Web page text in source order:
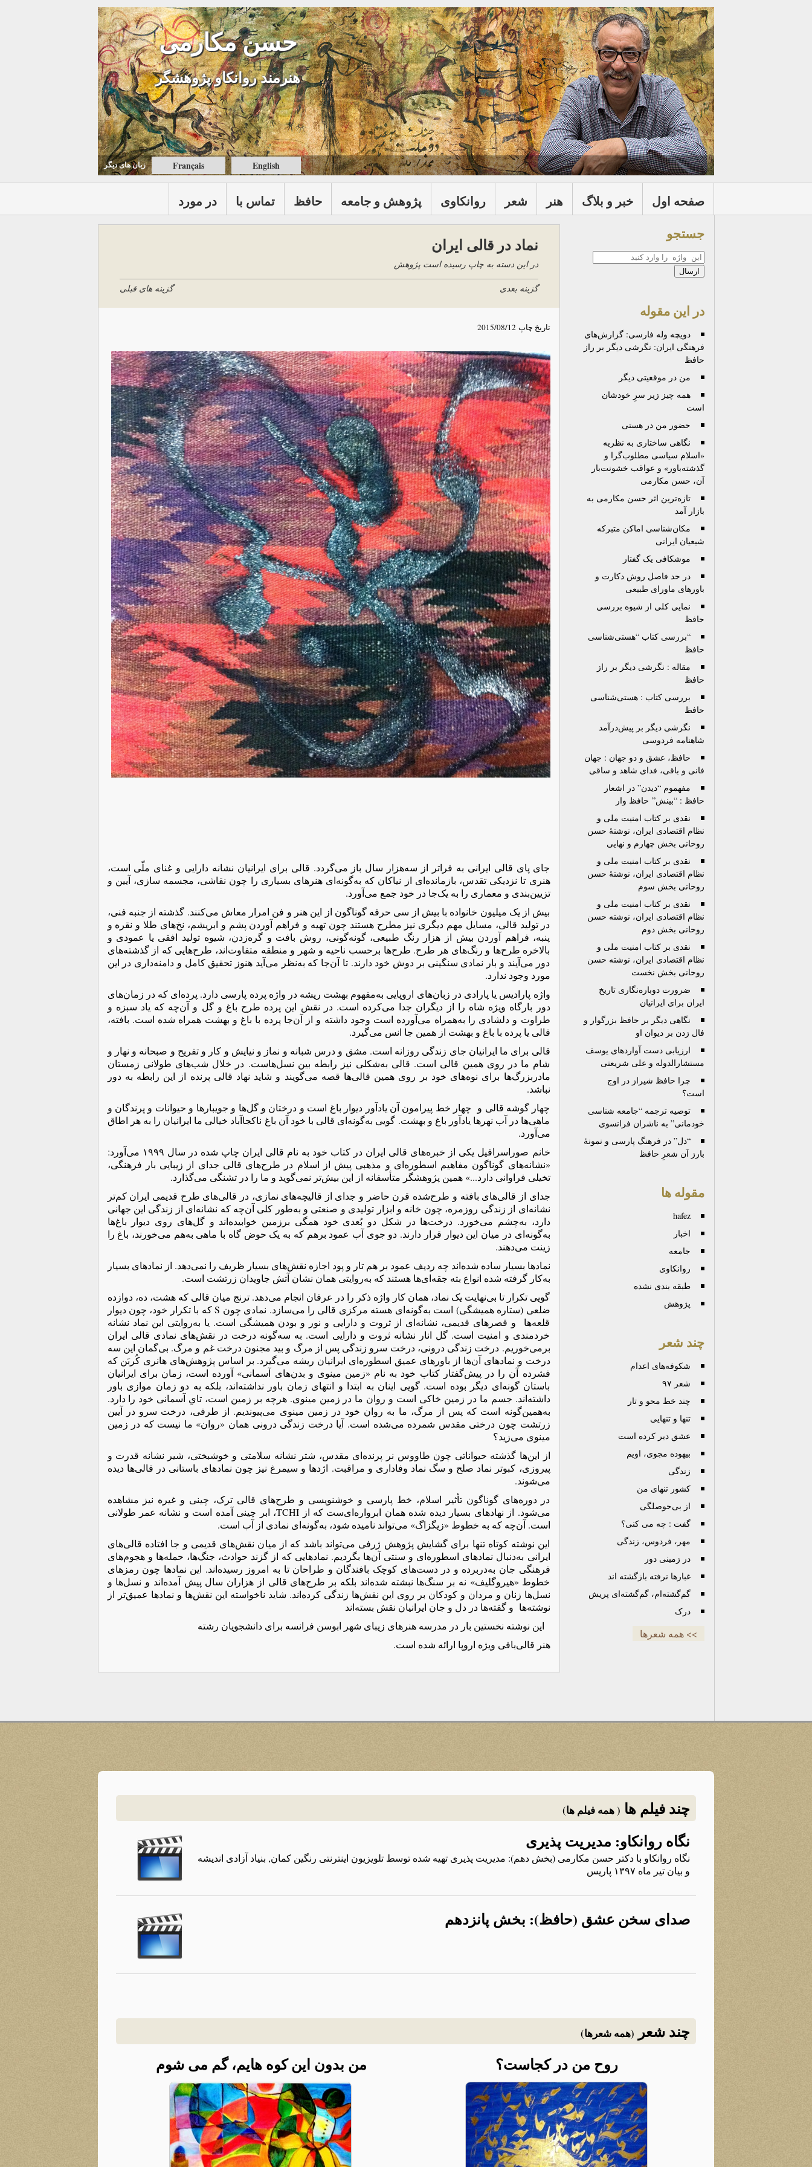
حسن مکارمی
هنرمند روانکاو پژوهشگر
زبان های ديگر Français English
در مورد تماس با حافظ پژوهش و جامعه روانكاوی شعر هنر خبر و بلاگ صفحه اول
نماد در قالی ایران
در این دسته به چاپ رسیده است پژوهش
گزینه های قبلی گزینه بعدی
تاریخ چاپ2015/08/12
جای پای قالی ایرانی به فراتر از سه‌هزار سال باز می‌گردد. قالی برای ایرانیان نشانه دارايی و غنای ملّی است،
هنری تا نزدیکی تقدس، بازمانده‌ای از نیاکان که به‌گونه‌ای هنرهای بسیاری را چون نقاشی، مجسمه سازی، آيین و
تزيین‌بندی و معماری را به یک‌جا در خود جمع می‌آورد.
بیش از یک میلیون خانواده با بیش از سی حرفه گوناگون از این هنر و فن امرار معاش می‌کنند. گذشته از جنبه فنی،
در تولید قالی، مسايل مهم دیگری نیز مطرح هستند چون تهیه و فراهم آوردن پشم و ابریشم، نخ‌های طلا و نقره و
پنبه، فراهم آوردن بیش از هزار رنگ طبیعی، گونه‌گونی، روش بافت و گره‌زدن، شیوه تولید افقی یا عمودی و
بالاخره طرح‌ها و رنگ‌های هر طرح. طرح‌ها برحسب ناحیه و شهر و منطقه متفاوت‌اند، طرح‌هایی که از گذشته‌های
دور می‌آیند و بار نمادی سنگینی بر دوش خود دارند. تا آن‌جا که به‌نظر می‌آید هنوز تحقیق کامل و دامنه‌داری در این
مورد وجود ندارد.
واژه پارادیس یا پارادی در زبان‌های اروپایی به‌مفهوم بهشت ریشه در واژه پرده پارسی دارد. پرده‌ای که در زمان‌های
دور بارگاه ویژه شاه را از دیگران جدا می‌کرده است. در نقش این پرده طرح باغ و گل و آن‌چه که یاد سبزه و
طراوت و دلشادی را به‌همراه می‌آورده است وجود داشته و از آن‌جا پرده با باغ و بهشت همراه شده است. بافته،
قالی یا پرده با باغ و بهشت از همین جا انس می‌گیرد.
قالی برای ما ایرانیان جای زندگی روزانه است. مشق و درس شبانه و نماز و نیایش و کار و تفریح و صبحانه و نهار و
شام ما در روی همین قالی است. قالی به‌شکلی نیز رابطه بین نسل‌هاست. در خلال شب‌های طولانی زمستان
مادربزرگ‌ها برای نوه‌های خود بر روی همین قالی‌ها قصه می‌گویند و شاید نهاد قالی پرنده از این رابطه به دور
نباشد.
چهار گوشه قالی و چهار خط پیرامون آن یادآور دیوار باغ است و درختان و گل‌ها و جویبارها و حیوانات و پرندگان و
ماهی‌ها در آب نهرها یادآور باغ و بهشت. گویی به‌گونه‌ای قالی با خود آن باغ ناکجاآباد خیالی ما ایرانیان را به هر اطاق
می‌آورد.
خانم صوراسرافیل یکی از خبره‌های قالی ایران در کتاب خود به نام قالی ایران چاپ شده در سال ۱۹۹۹ می‌آورد:
«نشانه‌های گوناگون مفاهیم اسطوره‌ای و مذهبی پیش از اسلام در طرح‌های قالی جدای از زیبایی بار فرهنگی،
تخیلی فراوانی دارد...» همین پژوهشگر متأسفانه از این بیش‌تر نمی‌گوید و ما را در تشنگی می‌گذارد.
جدای از قالی‌های بافته و طرح‌شده قرن حاضر و جدای از قالیچه‌های نمازی، در قالی‌های طرح قدیمی ایران کم‌تر
نشانه‌ای از زندگی روزمره، چون خانه و ابزار تولیدی و صنعتی و به‌طور کلی آن‌چه که نشانه‌ای از زندگی این جهانی
دارد، به‌چشم می‌خورد. درخت‌ها در شکل دو بُعدی خود همگی برزمین خوابیده‌اند و گل‌های روی دیوار باغ‌ها
به‌گونه‌ای در میان این دیوار قرار دارند. دو جوی آب عمود برهم که به یک حوض گاه با ماهی به‌هم می‌خورند، باغ را
زینت می‌دهند.
نمادها بسیار ساده شده‌اند چه ردیف عمود بر هم تار و پود اجازه نقش‌های بسیار ظریف را نمی‌دهد. از نمادهای بسیار
به‌کار گرفته شده انواع بته جقه‌ای‌ها هستند که به‌روایتی همان نشان آتش جاویدان زرتشت است.
گویی تکرار تا بی‌نهایت یک نماد، همان کار واژه ذکر را در عرفان انجام می‌دهد. ترنج میان قالی که هشت، ده، دوازده
ضلعی (ستاره همیشگی) است به‌گونه‌ای هسته مرکزی قالی را می‌سازد. نمادی چون S که با تکرار خود، چون دیوار
قلعه‌ها و قصرهای قدیمی، نشانه‌ای از ثروت و دارایی و نور و بودن همیشگی است. یا به‌روایتی این نماد نشانه
خردمندی و امنیت است. گل انار نشانه ثروت و دارايی است. به سه‌گونه درخت در نقش‌های نمادی قالی ایران
برمی‌خوریم. درخت زندگی درونی، درخت سرو زندگی پس از مرگ و بید مجنون درخت غم و مرگ. بی‌گمان این سه
درخت و نمادهای آن‌ها از باورهای عمیق اسطوره‌ای ایرانیان ریشه می‌گیرد. بر اساس پژوهش‌های هانری کُربَن که
فشرده آن را در پیش‌گفتار کتاب خود به نام «زمین مینوی و بدن‌های آسمانی» آورده است، زمان برای ایرانیان
باستان گونه‌ای دیگر بوده است. گویی اینان به ابتدا و انتهای زمان باور نداشته‌اند، بلکه به دو زمان موازی باور
داشته‌اند. جسم ما در زمین خاکی است و روان ما در زمین مینوی. هرچه بر زمین است، تایِ آسمانی خود را دارد.
به‌همین‌گونه است که پس از مرگ، ما به روان خود در زمین مینوی می‌پیوندیم. از طرفی، درخت سرو در آيین
زرتشت چون درختی مقدس شمرده می‌شده است. آیا درخت زندگی درونی همان «روان» ما نیست که در زمین
مینوی می‌زید؟
از این‌ها گذشته حیواناتی چون طاووس نر پرنده‌ای مقدس، شتر نشانه سلامتی و خوشبختی، شیر نشانه قدرت و
پیروزی، کبوتر نماد صلح و سگ نماد وفاداری و مراقبت. اژدها و سیمرغ نیز چون نمادهای باستانی در قالی‌ها دیده
می‌شوند.
در دوره‌های گوناگون تأثیر اسلام، خط پارسی و خوشنویسی و طرح‌های قالی ترک، چینی و غیره نیز مشاهده
می‌شود. از نهادهای بسیار دیده شده همان ابرواره‌ای‌ست که از TCHI، ابر چینی آمده است و نشانه عمر طولانی
است. آن‌چه که به خطوط «زیگزاگ» می‌تواند نامیده شود، به‌گونه‌ای نمادی از آب است.
این نوشته کوتاه تنها برای گشایش پژوهش ژرفی می‌تواند باشد که از میان نقش‌های قدیمی و جا افتاده قالی‌های
ایرانی به‌دنبال نمادهای اسطوره‌ای و سنتی آن‌ها بگردیم. نمادهایی که از گزند حوادث، جنگ‌ها، حمله‌ها و هجوم‌های
فرهنگی جان به‌دربرده و در دست‌های کوچک بافندگان و طراحان تا به امروز رسیده‌اند. این نمادها چون رمزهای
خطوط «هیروگلیف» نه بر سنگ‌ها نبشته شده‌اند بلکه بر طرح‌های قالی از هزاران سال پیش آمده‌اند و نسل‌ها و
نسل‌ها زنان و مردان و کودکان بر روی این نقش‌ها زندگی کرده‌اند. شاید ناخواسته این نقش‌ها و نمادها عمیق‌تر از
نوشته‌ها و گفته‌ها در دل و جان ایرانیان نقش بسته‌اند
این نوشته نخستین بار در مدرسه هنرهای زیبای شهر ابوسن فرانسه برای دانشجویان رشته
هنر قالی‌بافی ویژه اروپا ارائه شده است.
جستجو
جستجو
در این مقوله
دویچه وله فارسی: گزارش‌های
فرهنگی ایران: نگرشی دیگر بر راز
حافظ
من در موقعیتی دیگر
همه چیز زیر سرِ خودشان
است
حضور من در هستی
نگاهی ساختاری به نظریه
«اسلام سیاسی مطلوب‌گرا و
گذشته‌باور» و عواقب خشونت‌بار
آن، حسن مکارمی
تازه‌ترین اثر حسن مکارمی به
بازار آمد
مکان‌شناسی اماکن متبرکه
شیعیان ایرانی
موشکافی یک گفتار
در حد فاصل روش دکارت و
باورهای ماورای طبیعی
نمایی کلی از شیوه بررسی
حافظ
“بررسی کتاب “هستی‌شناسی
حافظ
مقاله : نگرشی دیگر بر راز
حافظ
بررسی کتاب : هستی‌شناسی
حافظ
نگرشی دیگر بر پیش‌درآمد
شاهنامه فردوسی
حافظ، عشق و دو جهان : جهان
فانی و باقی، فدای شاهد و ساقی
مفهموم “دیدن” در اشعار
حافظ : “بینش” حافظ وار
نقدی بر کتاب امنيت ملی و
نظام اقتصادی ايران، نوشتۀ حسن
روحانی بخش چهارم و نهایی
نقدی بر کتاب امنيت ملی و
نظام اقتصادی ايران، نوشتۀ حسن
روحانی بخش سوم
نقدی بر کتاب امنيت ملی و
نظام اقتصادی ايران، نوشته حسن
روحانی بخش دوم
نقدی بر کتاب امنيت ملی و
نظام اقتصادی ايران، نوشته حسن
روحانی بخش نخست
ضرورت دوباره‌نگاری تاريخ
ايران برای ايرانيان
نگاهی دیگر بر حافظ بزرگوار و
فال زدن بر دیوان او
ارزیابی دست آواردهای یوسف
مستشارالدوله و علی شریعتی
چرا حافظ شیراز در اوج
است؟
توصيه ترجمه “جامعه شناسی
خودمانی” به ناشران فرانسوی
“دل” در فرهنگ پارسی و نمونۀ
بارز آن شعرِ حافظ
مقوله ها
hafez
اخبار
جامعه
روانكاوی
طبقه بندی نشده
پژوهش
چند شعر
شکوفه‌های اعدام
شعر ۹۷
چند خط محو و تار
تنها و تنهایی
عشق دیر کرده است
بیهوده مجوی، اویم
زندگی
کشور تنهای من
از بی‌حوصلگی
گفت : چه می کنی؟
مهر، فردوس، زندگی
در زمینی دور
غبارها نرفته بازگشته اند
گم‌گشته‌ام، گم‌گشته‌ای پریش
درک
>> همه شعرها
چند فیلم ها ( همه فیلم ها)
نگاه روانکاو: مدیریت پذیری
نگاه روانکاو با دکتر حسن مکارمی (بخش دهم): مدیریت پذیری تهیه شده توسط تلویزیون اینترنتی رنگین کمان, بنیاد آزادی اندیشه
و بیان تیر ماه ۱۳۹۷ پاریس
صدای سخن عشق (حافظ): بخش پانزدهم
چند شعر (همه شعرها)
من بدون این کوه هایم، گم می شوم روح من در کجاست؟